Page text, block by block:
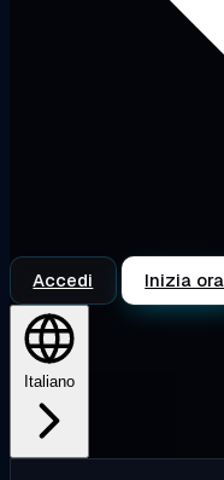
Accedi Inizia ora
Italiano